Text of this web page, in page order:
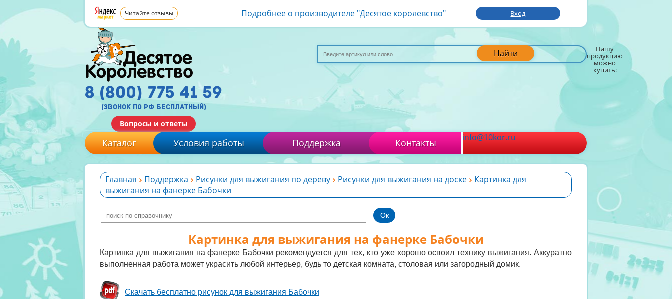
Читайте отзывы Подробнее о производителе "Десятое королевство" Вход
Найти Нашу
продукцию
можно
купить:
8 (800) 775 41 59
(звонок по рф бесплатный)
Вопросы и ответы
Каталог Условия работы Поддержка Контакты info@10kor.ru
Главная Поддержка Рисунки для выжигания по дереву Рисунки для выжигания на доске
Картинка для
выжигания на фанерке Бабочки
Картинка для выжигания на фанерке Бабочки
Картинка для выжигания на фанерке Бабочки рекомендуется для тех, кто уже хорошо освоил технику выжигания. Аккуратно
выполненная работа может украсить любой интерьер, будь то детская комната, столовая или загородный домик.
Скачать бесплатно рисунок для выжигания Бабочки